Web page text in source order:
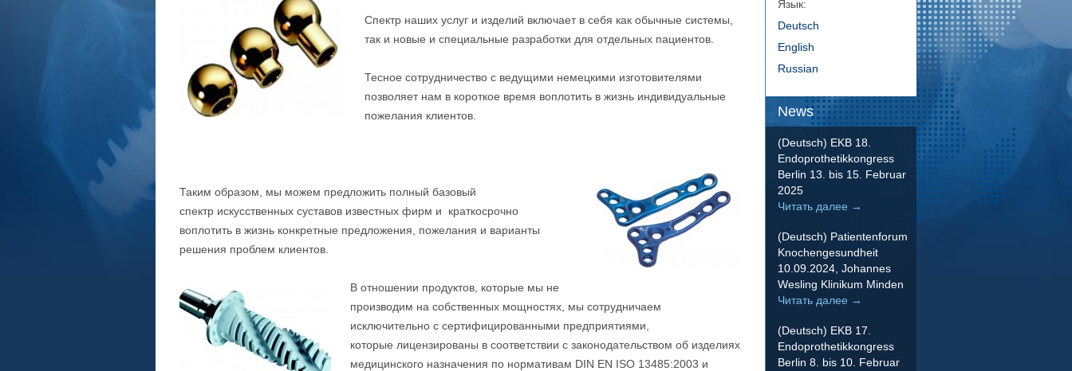
Спектр наших услуг и изделий включает в себя как обычные системы,
так и новые и специальные разработки для отдельных пациентов.
Тесное сотрудничество с ведущими немецкими изготовителями
позволяет нам в короткое время воплотить в жизнь индивидуальные
пожелания клиентов.
Таким образом, мы можем предложить полный базовый
спектр искусственных суставов известных фирм и краткосрочно
воплотить в жизнь конкретные предложения, пожелания и варианты
решения проблем клиентов.
В отношении продуктов, которые мы не
производим на собственных мощностях, мы сотрудничаем
исключительно с сертифицированными предприятиями,
которые лицензированы в соответствии с законодательством об изделиях
медицинского назначения по нормативам DIN EN ISO 13485:2003 и
Язык:
Deutsch
English
Russian
News
(Deutsch) EKB 18.
Endoprothetikkongress
Berlin 13. bis 15. Februar
2025
Читать далее →
(Deutsch) Patientenforum
Knochengesundheit
10.09.2024, Johannes
Wesling Klinikum Minden
Читать далее →
(Deutsch) EKB 17.
Endoprothetikkongress
Berlin 8. bis 10. Februar